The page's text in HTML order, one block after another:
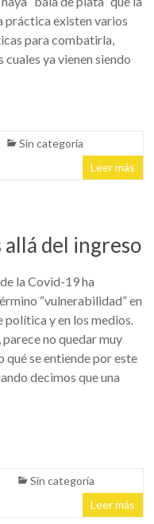
práctica existen varios
para combatirla,
cuales ya vienen siendo
Sin categoría
Leer más
del ingreso
la Covid-19 ha
“vulnerabilidad” en
política y en los medios.
no quedar muy
qué se entiende por este
decimos que una
Sin categoría
Leer más